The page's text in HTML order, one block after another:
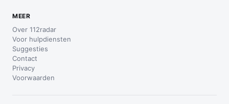
MEER
Over 112radar
Voor hulpdiensten
Suggesties
Contact
Privacy
Voorwaarden